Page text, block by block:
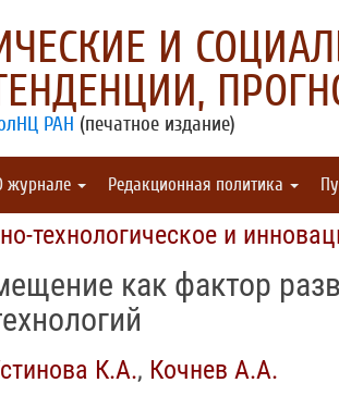
И
РАН (печатное издание)
журнале Редакционная политика
технологическое и
как фактор
К.А., Кочнев А.А.